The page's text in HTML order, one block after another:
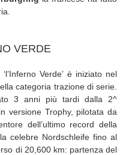
VERDE
Verde’ è iniziato nel
categoria trazione di serie.
3 anni più tardi dalla 2^
versione Trophy, pilotata da
dell’ultimo record della
celebre Nordschleife fino al
di 20,600 km: partenza del